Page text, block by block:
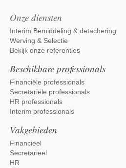
Onze diensten
Interim Bemiddeling & detachering
Werving & Selectie
Bekijk onze referenties
Beschikbare professionals
Financiële professionals
Secretariële professionals
HR professionals
Interim professionals
Vakgebieden
Financieel
Secretarieel
HR